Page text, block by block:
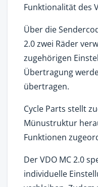
Funktionalität des
Über die
2.0 zwei Räder
zugehörigen
Übertragung
übertragen.
Cycle Parts stellt
Münustruktur
Funktionen
Der VDO MC 2.0
individuelle